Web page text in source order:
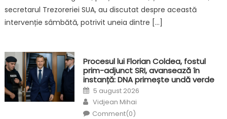
secretarul Trezoreriei SUA, au discutat despre această
intervenție sâmbătă, potrivit uneia dintre […]
Procesul lui Florian Coldea, fostul
prim-adjunct SRI, avansează în
instanță: DNA primește undă verde
Posted
on
5 august 2026
Author
Vidjean Mihai
Comment(0)